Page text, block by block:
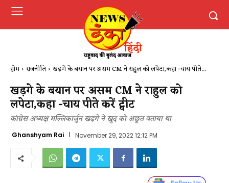
होम राजनीति खड़गे के बयान पर असम CM ने राहुल को लपेटा,कहा -चाय पीते...
खड़गे के बयान पर असम CM ने राहुल को
लपेटा,कहा -चाय पीते करें ट्वीट
कांग्रेस अध्यक्ष मल्लिकार्जुन खड़गे ने खुद को अछूत बताया था
Ghanshyam Rai November 29, 2022 12:12 PM